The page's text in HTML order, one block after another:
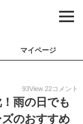
マイページ
93View 22コメント
雨の日でも
のおすすめ